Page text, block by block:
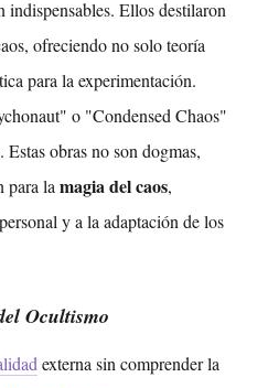
indispensables. Ellos destilaron
ofreciendo no solo teoría
para la experimentación.
o "Condensed Chaos"
obras no son dogmas,
para la magia del caos,
y a la adaptación de los
Ocultismo
externa sin comprender la